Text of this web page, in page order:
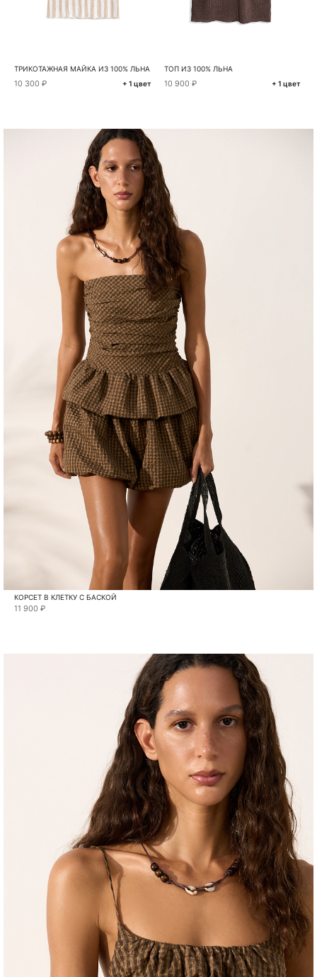
ТРИКОТАЖНАЯ МАЙКА ИЗ 100% ЛЬНА
10 300 ₽ + 1 цвет
ТОП ИЗ 100% ЛЬНА
10 900 ₽ + 1 цвет
КОРСЕТ В КЛЕТКУ С БАСКОЙ
11 900 ₽